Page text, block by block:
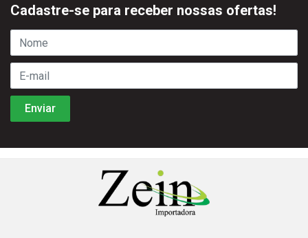
Cadastre-se para receber nossas ofertas!